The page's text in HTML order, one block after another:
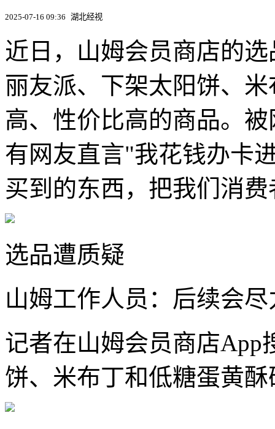
2025-07-16 09:36 湖北经视
近日，山姆会员商店的
丽友派、下架太阳饼、
高、性价比高的商品。
有网友直言"我花钱办卡
买到的东西，把我们消
选品遭质疑
山姆工作人员：后续会
记者在山姆会员商店App
饼、米布丁和低糖蛋黄